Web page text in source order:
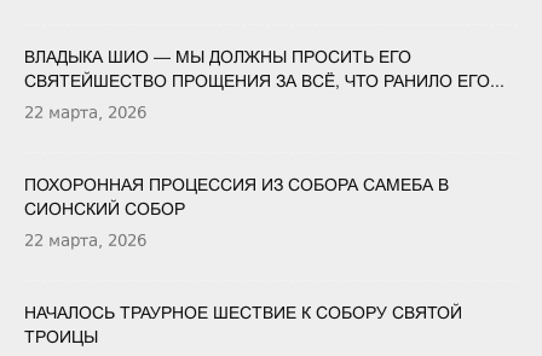
ВЛАДЫКА ШИО — МЫ ДОЛЖНЫ ПРОСИТЬ ЕГО
СВЯТЕЙШЕСТВО ПРОЩЕНИЯ ЗА ВСЁ, ЧТО РАНИЛО ЕГО...
22 марта, 2026
ПОХОРОННАЯ ПРОЦЕССИЯ ИЗ СОБОРА САМЕБА В
СИОНСКИЙ СОБОР
22 марта, 2026
НАЧАЛОСЬ ТРАУРНОЕ ШЕСТВИЕ К СОБОРУ СВЯТОЙ
ТРОИЦЫ